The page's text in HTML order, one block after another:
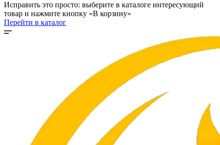
Исправить это просто: выберите в каталоге интересующий
товар и нажмите кнопку «В корзину»
Перейти в каталог